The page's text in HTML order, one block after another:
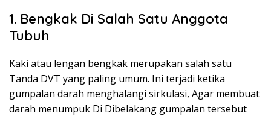
1. Bengkak Di Salah Satu Anggota
Tubuh
Kaki atau lengan bengkak merupakan salah satu
Tanda DVT yang paling umum. Ini terjadi ketika
gumpalan darah menghalangi sirkulasi, Agar membuat
darah menumpuk Di Dibelakang gumpalan tersebut